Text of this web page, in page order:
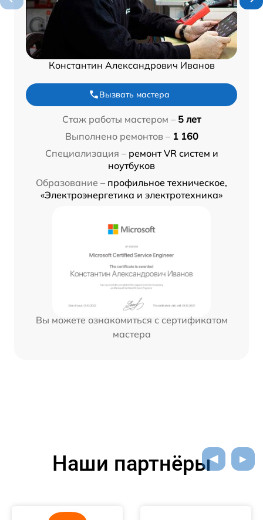
Константин Александрович Иванов
Вызвать мастера
Стаж работы мастером – 5 лет
Выполнено ремонтов – 1 160
Специализация – ремонт VR систем и
ноутбуков
Образование – профильное техническое,
«Электроэнергетика и электротехника»
Вы можете ознакомиться с сертификатом
мастера
Наши партнёры